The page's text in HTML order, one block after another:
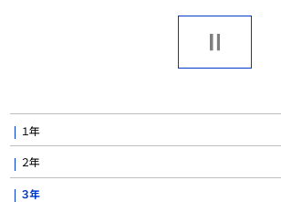
１年
２年
３年